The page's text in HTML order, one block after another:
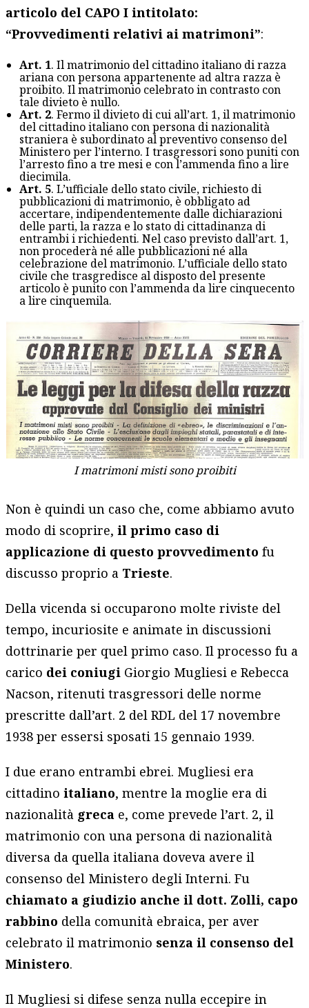
articolo del CAPO I intitolato:
“Provvedimenti relativi ai matrimoni”:
Art. 1. Il matrimonio del cittadino italiano di razza
ariana con persona appartenente ad altra razza è
proibito. Il matrimonio celebrato in contrasto con
tale divieto è nullo.
Art. 2. Fermo il divieto di cui all’art. 1, il matrimonio
del cittadino italiano con persona di nazionalità
straniera è subordinato al preventivo consenso del
Ministero per l’interno. I trasgressori sono puniti con
l’arresto fino a tre mesi e con l’ammenda fino a lire
diecimila.
Art. 5. L’ufficiale dello stato civile, richiesto di
pubblicazioni di matrimonio, è obbligato ad
accertare, indipendentemente dalle dichiarazioni
delle parti, la razza e lo stato di cittadinanza di
entrambi i richiedenti. Nel caso previsto dall’art. 1,
non procederà né alle pubblicazioni né alla
celebrazione del matrimonio. L’ufficiale dello stato
civile che trasgredisce al disposto del presente
articolo è punito con l’ammenda da lire cinquecento
a lire cinquemila.
I matrimoni misti sono proibiti
Non è quindi un caso che, come abbiamo avuto
modo di scoprire,il primo caso di
applicazione di questo provvedimentofu
discusso proprio a Trieste.
Della vicenda si occuparono molte riviste del
tempo, incuriosite e animate in discussioni
dottrinarie per quel primo caso. Il processo fu a
carico dei coniugi Giorgio Mugliesi e Rebecca
Nacson, ritenuti trasgressori delle norme
prescritte dall’art. 2 del RDL del 17 novembre
1938 per essersi sposati 15 gennaio 1939.
I due erano entrambi ebrei. Mugliesi era
cittadinoitaliano, mentre la moglie era di
nazionalità greca e, come prevede l’art. 2, il
matrimonio con una persona di nazionalità
diversa da quella italiana doveva avere il
consenso del Ministero degli Interni. Fu
chiamato a giudizio anche il dott. Zolli, capo
rabbino della comunità ebraica, per aver
celebrato il matrimonio senza il consenso del
Ministero.
Il Mugliesi si difese senza nulla eccepire in